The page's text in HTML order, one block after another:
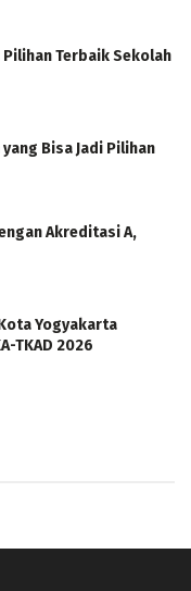
Terbaik Sekolah
Bisa Jadi Pilihan
Akreditasi A,
Yogyakarta
TKAD 2026